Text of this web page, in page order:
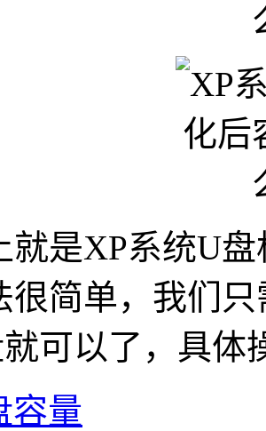
XP系统U盘
很简单，我们
可以了，具体
容量